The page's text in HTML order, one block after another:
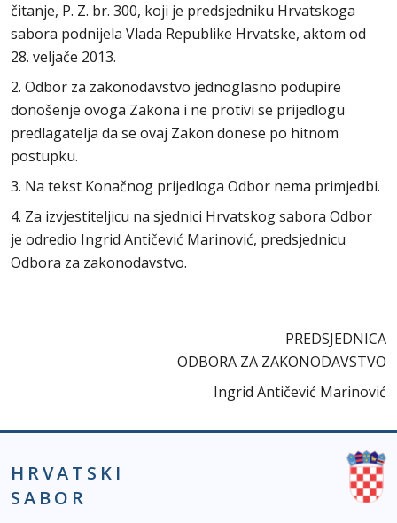
čitanje, P. Z. br. 300, koji je predsjedniku Hrvatskoga
sabora podnijela Vlada Republike Hrvatske, aktom od
28. veljače 2013.
2. Odbor za zakonodavstvo jednoglasno podupire
donošenje ovoga Zakona i ne protivi se prijedlogu
predlagatelja da se ovaj Zakon donese po hitnom
postupku.
3. Na tekst Konačnog prijedloga Odbor nema primjedbi.
4. Za izvjestiteljicu na sjednici Hrvatskog sabora Odbor
je odredio Ingrid Antičević Marinović, predsjednicu
Odbora za zakonodavstvo.
PREDSJEDNICA
ODBORA ZA ZAKONODAVSTVO
Ingrid Antičević Marinović
HRVATSKI
SABOR